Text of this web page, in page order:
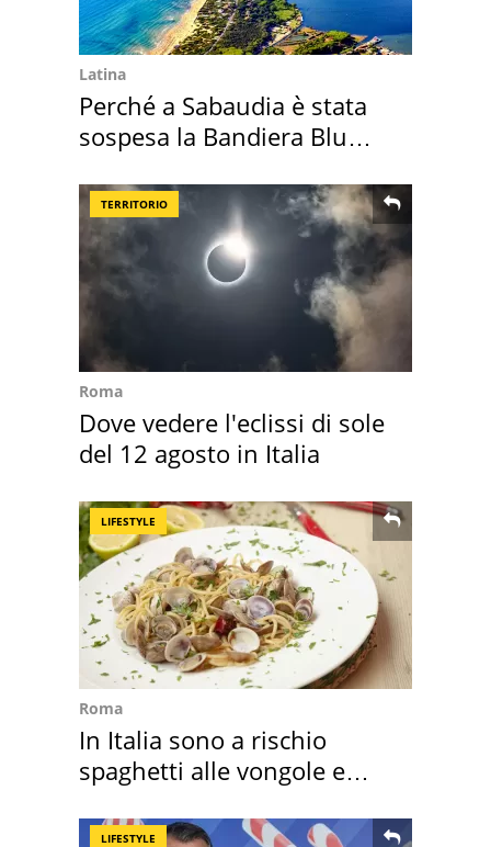
Latina
Perché a Sabaudia è stata
sospesa la Bandiera Blu
TERRITORIO
Roma
Dove vedere l'eclissi di sole
del 12 agosto in Italia
LIFESTYLE
Roma
In Italia sono a rischio
spaghetti alle vongole e
LIFESTYLE